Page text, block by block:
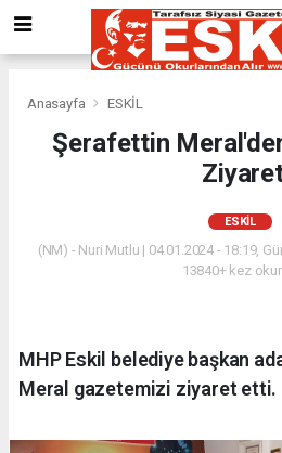
Anasayfa ESKİL
Şerafettin
ESKİL
(NM) - Nuri Mutlu | 04.01.2024 - 18:19,
13840+ kez
MHP Eskil belediye başkan
Meral gazetemizi ziyaret etti.